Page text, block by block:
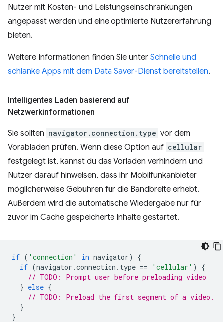
Nutzer mit Kosten- und Leistungseinschränkungen
angepasst werden und eine optimierte Nutzererfahrung
bieten.
Weitere Informationen finden Sie unter Schnelle und
schlanke Apps mit dem Data Saver-Dienst bereitstellen.
Intelligentes Laden basierend auf
Netzwerkinformationen
Sie sollten navigator.connection.type vor dem
Vorabladen prüfen. Wenn diese Option auf cellular
festgelegt ist, kannst du das Vorladen verhindern und
Nutzer darauf hinweisen, dass ihr Mobilfunkanbieter
möglicherweise Gebühren für die Bandbreite erhebt.
Außerdem wird die automatische Wiedergabe nur für
zuvor im Cache gespeicherte Inhalte gestartet.
if ( 'connection' in navigator)
{
if (navigator .connection . type == 'cellular' )
{
// TODO: Prompt user before preloading video
} else {
// TODO: Preload the first segment of a video.
}
}